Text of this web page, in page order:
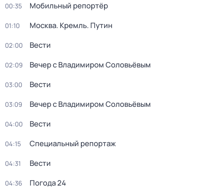
00:35 Мобильный репортёр
01:10 Москва. Кремль. Путин
02:00 Вести
02:09 Вечер с Владимиром Соловьёвым
03:00 Вести
03:09 Вечер с Владимиром Соловьёвым
04:00 Вести
04:15 Специальный репортаж
04:31 Вести
04:36 Погода 24